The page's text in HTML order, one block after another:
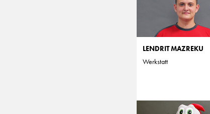
LENDRIT MAZREKU
Werkstatt